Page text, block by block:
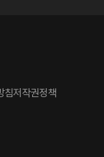
침저작권정책